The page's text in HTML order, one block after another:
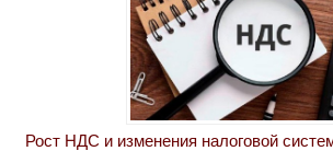
Рост НДС и изменения налоговой